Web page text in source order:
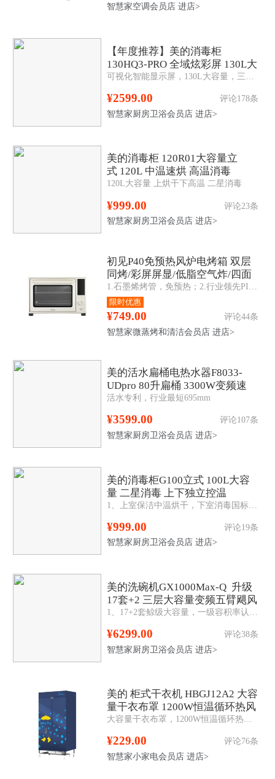
智慧家空调会员店 进店>
【年度推荐】美的消毒柜
130HQ3-PRO 全域炫彩屏 130L大
容量 三门三抽
¥2599.00
评论178条
智慧家厨房卫浴会员店 进店>
美的消毒柜 120R01大容量立
式 120L 中温速烘 高温消毒
120L大容量 上烘干下高温 二星消毒
¥999.00
评论23条
智慧家厨房卫浴会员店 进店>
初见P40免预热风炉电烤箱 双层
同烤/彩屏屏显/低脂空气炸/四面
搪瓷 PT4030W
限时优惠
¥749.00
评论44条
智慧家微蒸烤和清洁会员店 进店>
美的活水扁桶电热水器F8033-
UDpro 80升扁桶 3300W变频速
热 一级能效
活水专利，行业最短695mm
¥3599.00
评论107条
智慧家厨房卫浴会员店 进店>
美的消毒柜G100立式 100L大容
量 二星消毒 上下独立控温
¥999.00
评论19条
智慧家厨房卫浴会员店 进店>
美的洗碗机GX1000Max-Q 升级
17套+2 三层大容量变频五臂飓风
洗 105℃热风烘干
¥6299.00
评论38条
智慧家厨房卫浴会员店 进店>
美的 柜式干衣机 HBGJ12A2 大容
量干衣布罩 1200W恒温循环热风
¥229.00
评论76条
智慧家小家电会员店 进店>